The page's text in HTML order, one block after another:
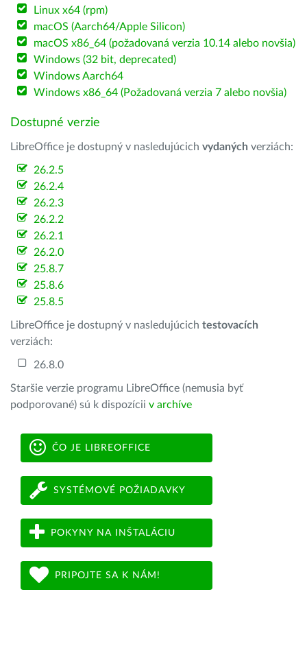
Linux x64 (rpm)
macOS (Aarch64/Apple Silicon)
macOS x86_64 (požadovaná verzia 10.14 alebo novšia)
Windows (32 bit, deprecated)
Windows Aarch64
Windows x86_64 (Požadovaná verzia 7 alebo novšia)
Dostupné verzie
LibreOffice je dostupný v nasledujúcich vydaných verziách:
26.2.5
26.2.4
26.2.3
26.2.2
26.2.1
26.2.0
25.8.7
25.8.6
25.8.5
LibreOffice je dostupný v nasledujúcich testovacích
verziách:
26.8.0
Staršie verzie programu LibreOffice (nemusia byť
podporované) sú k dispozícii v archíve
ČO JE LIBREOFFICE
SYSTÉMOVÉ POŽIADAVKY
POKYNY NA INŠTALÁCIU
PRIPOJTE SA K NÁM!